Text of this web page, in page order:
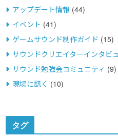
アップデート情報 (44)
イベント (41)
ゲームサウンド制作ガイド (15)
サウンドクリエイターインタビ
サウンド勉強会コミュニティ (9)
現場に訊く (10)
タグ